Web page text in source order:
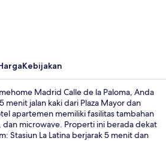
Kebijakan
Madrid Calle de la Paloma, Anda
menit jalan kaki dari Plaza Mayor dan
apartemen memiliki fasilitas tambahan
dan microwave. Properti ini berada dekat
Stasiun La Latina berjarak 5 menit dan